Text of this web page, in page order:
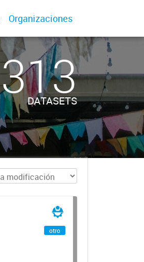
Organizaciones
313
DATASETS
otro